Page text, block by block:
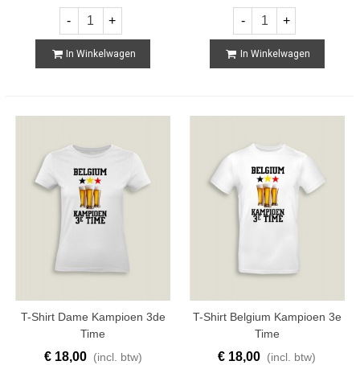
- +
In Winkelwagen
- +
In Winkelwagen
T-Shirt Dame Kampioen 3de
Time
€ 18,00 (incl. btw)
T-Shirt Belgium Kampioen 3e
Time
€ 18,00 (incl. btw)